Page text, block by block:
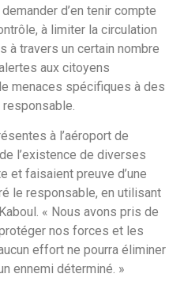
d’en tenir compte
à limiter la circulation
à travers un certain nombre
aux citoyens
menaces spécifiques à des
à l’aéroport de
l’existence de diverses
et faisaient preuve d’une
le responsable, en utilisant
« Nous avons pris de
nos forces et les
effort ne pourra éliminer
ennemi déterminé. »